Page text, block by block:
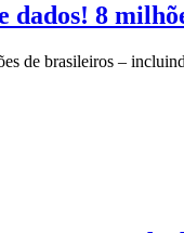
dados! 8
de brasileiros –